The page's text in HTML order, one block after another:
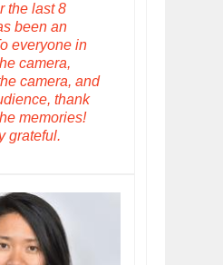
the last 8
been an
everyone in
camera,
camera, and
thank
memories!
grateful.